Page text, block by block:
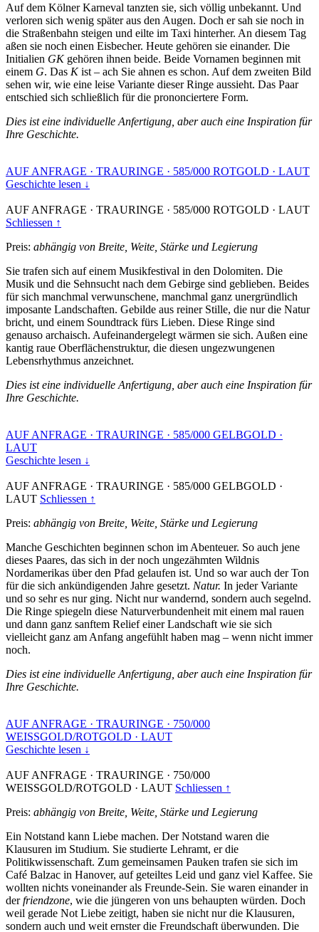
Auf dem Kölner Karneval tanzten sie, sich völlig unbekannt. Und
verloren sich wenig später aus den Augen. Doch er sah sie noch in
die Straßenbahn steigen und eilte im Taxi hinterher. An diesem Tag
aßen sie noch einen Eisbecher. Heute gehören sie einander. Die
Initialien GKgehören ihnen beide. Beide Vornamen beginnen mit
einem G. Das Kist – ach Sie ahnen es schon. Auf dem zweiten Bild
sehen wir, wie eine leise Variante dieser Ringe aussieht. Das Paar
entschied sich schließlich für die prononciertere Form.
Dies ist eine individuelle Anfertigung, aber auch eine Inspiration für
Ihre Geschichte.
AUF ANFRAGE · TRAURINGE · 585/000 ROTGOLD · LAUT
Geschichte lesen ↓
AUF ANFRAGE · TRAURINGE · 585/000 ROTGOLD · LAUT
Schliessen ↑
Preis: abhängig von Breite, Weite, Stärke und Legierung
Sie trafen sich auf einem Musikfestival in den Dolomiten. Die
Musik und die Sehnsucht nach dem Gebirge sind geblieben. Beides
für sich manchmal verwunschene, manchmal ganz unergründlich
imposante Landschaften. Gebilde aus reiner Stille, die nur die Natur
bricht, und einem Soundtrack fürs Lieben. Diese Ringe sind
genauso archaisch. Aufeinandergelegt wärmen sie sich. Außen eine
kantig raue Oberflächenstruktur, die diesen ungezwungenen
Lebensrhythmus anzeichnet.
Dies ist eine individuelle Anfertigung, aber auch eine Inspiration für
Ihre Geschichte.
AUF ANFRAGE · TRAURINGE · 585/000 GELBGOLD ·
LAUT
Geschichte lesen ↓
AUF ANFRAGE · TRAURINGE · 585/000 GELBGOLD ·
LAUT Schliessen ↑
Preis: abhängig von Breite, Weite, Stärke und Legierung
Manche Geschichten beginnen schon im Abenteuer. So auch jene
dieses Paares, das sich in der noch ungezähmten Wildnis
Nordamerikas über den Pfad gelaufen ist. Und so war auch der Ton
für die sich ankündigenden Jahre gesetzt. Natur. In jeder Variante
und so sehr es nur ging. Nicht nur wandernd, sondern auch segelnd.
Die Ringe spiegeln diese Naturverbundenheit mit einem mal rauen
und dann ganz sanftem Relief einer Landschaft wie sie sich
vielleicht ganz am Anfang angefühlt haben mag – wenn nicht immer
noch.
Dies ist eine individuelle Anfertigung, aber auch eine Inspiration für
Ihre Geschichte.
AUF ANFRAGE · TRAURINGE · 750/000
WEISSGOLD/ROTGOLD · LAUT
Geschichte lesen ↓
AUF ANFRAGE · TRAURINGE · 750/000
WEISSGOLD/ROTGOLD · LAUT Schliessen ↑
Preis: abhängig von Breite, Weite, Stärke und Legierung
Ein Notstand kann Liebe machen. Der Notstand waren die
Klausuren im Studium. Sie studierte Lehramt, er die
Politikwissenschaft. Zum gemeinsamen Pauken trafen sie sich im
Café Balzac in Hanover, auf geteiltes Leid und ganz viel Kaffee. Sie
wollten nichts voneinander als Freunde-Sein. Sie waren einander in
derfriendzone, wie die jüngeren von uns behaupten würden. Doch
weil gerade Not Liebe zeitigt, haben sie nicht nur die Klausuren,
sondern auch und weit ernster die Freundschaft überwunden. Die